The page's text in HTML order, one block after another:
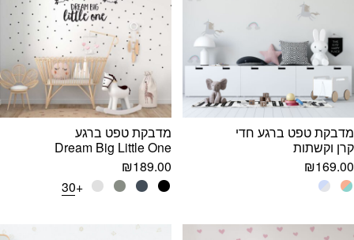
מדבקת טפט ברגע חדי
קרן וקשתות
₪169.00
מדבקת טפט ברגע
Dream Big Little One
₪189.00
+30